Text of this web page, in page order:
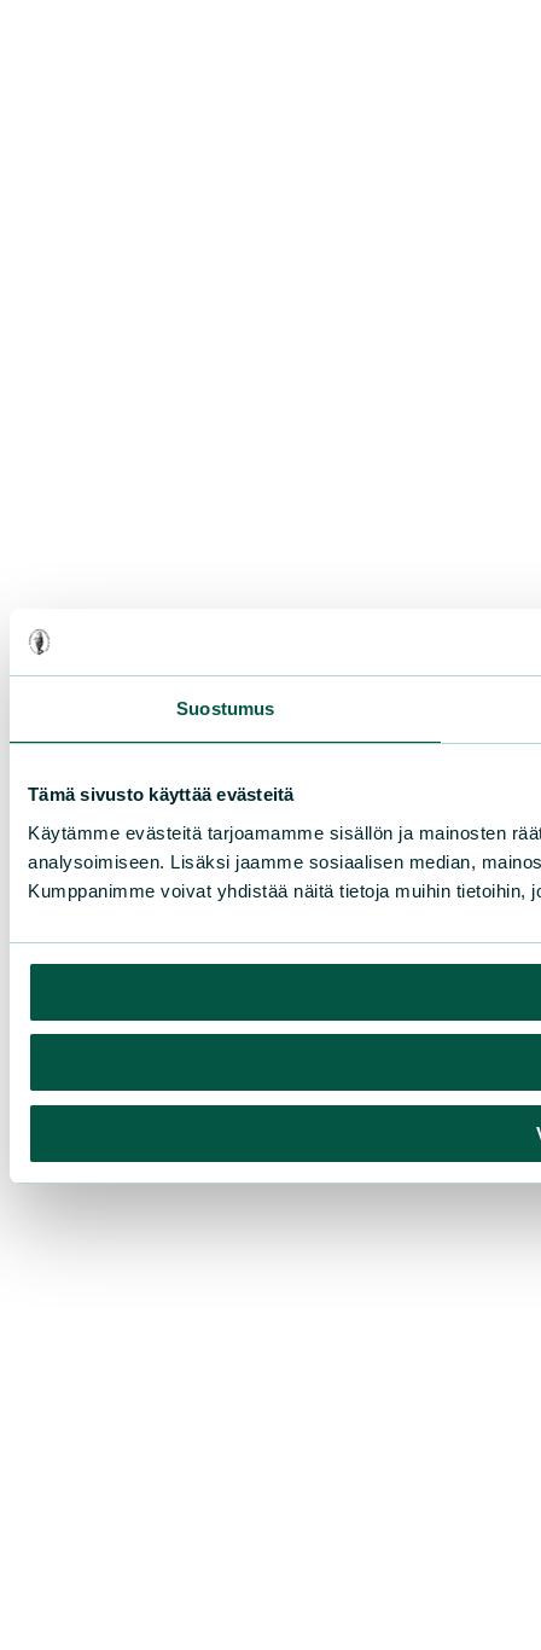
Suostumus
Tämä sivusto käyttää evästeitä
Käytämme evästeitä tarjoamamme sisällön ja mainosten
analysoimiseen. Lisäksi jaamme sosiaalisen median,
Kumppanimme voivat yhdistää näitä tietoja muihin tietoihin,